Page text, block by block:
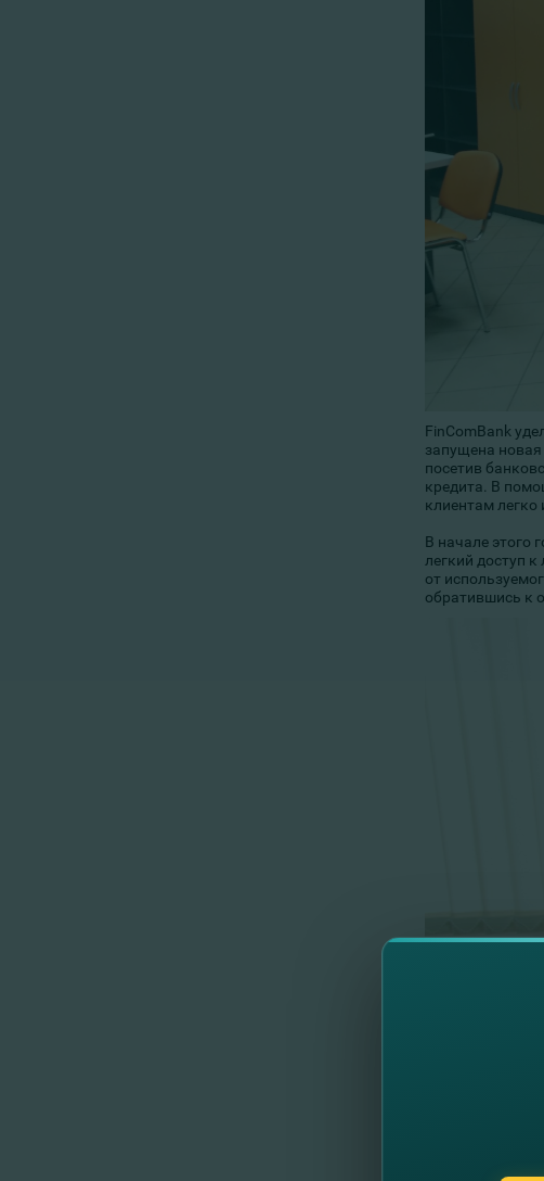
FinComBank
запущена новая
посетив
кредита. В
клиентам легко
В начале этого
легкий доступ
от
обратившись к